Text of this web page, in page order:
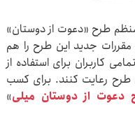
طرح «دعوت از دوستان»
مقررات جدید این طرح را هم
کاربران برای استفاده از
رعایت کنند. برای کسب
دعوت از دوستان میلی»